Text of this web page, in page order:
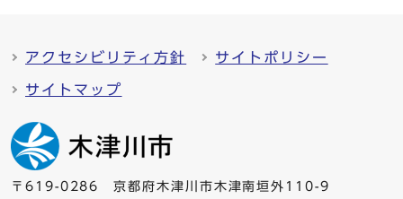
アクセシビリティ方針 サイトポリシー
サイトマップ
〒619-0286 京都府木津川市木津南垣外110-9